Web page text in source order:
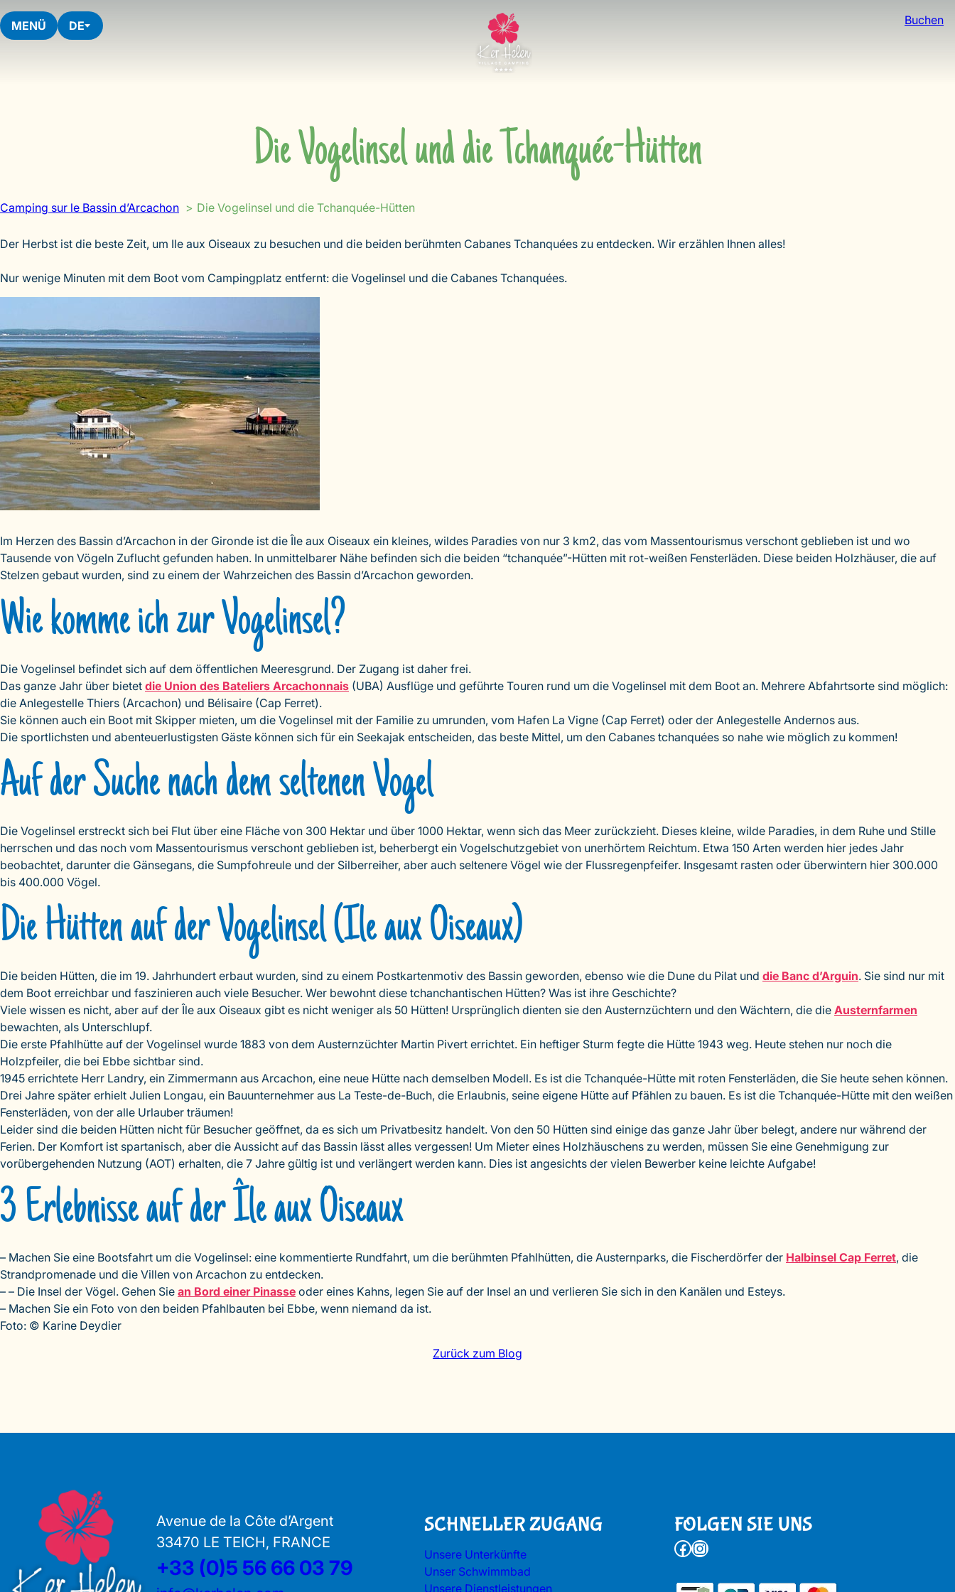
Skip
to
content
MENÜ DE Buchen
Die Vogelinsel und die Tchanquée-Hütten
Camping sur le Bassin d’Arcachon Die Vogelinsel und die Tchanquée-Hütten
Der Herbst ist die beste Zeit, um Ile aux Oiseaux zu besuchen und die beiden berühmten Cabanes Tchanquées zu entdecken. Wir erzählen Ihnen alles!
Nur wenige Minuten mit dem Boot vom Campingplatz entfernt: die Vogelinsel und die Cabanes Tchanquées.
Im Herzen des Bassin d’Arcachon in der Gironde ist die Île aux Oiseaux ein kleines, wildes Paradies von nur 3 km2, das vom Massentourismus verschont geblieben ist und wo
Tausende von Vögeln Zuflucht gefunden haben. In unmittelbarer Nähe befinden sich die beiden “tchanquée”-Hütten mit rot-weißen Fensterläden. Diese beiden Holzhäuser, die auf
Stelzen gebaut wurden, sind zu einem der Wahrzeichen des Bassin d’Arcachon geworden.
Wie komme ich zur Vogelinsel?
Die Vogelinsel befindet sich auf dem öffentlichen Meeresgrund. Der Zugang ist daher frei.
Das ganze Jahr über bietet die Union des Bateliers Arcachonnais (UBA) Ausflüge und geführte Touren rund um die Vogelinsel mit dem Boot an. Mehrere Abfahrtsorte sind möglich:
die Anlegestelle Thiers (Arcachon) und Bélisaire (Cap Ferret).
Sie können auch ein Boot mit Skipper mieten, um die Vogelinsel mit der Familie zu umrunden, vom Hafen La Vigne (Cap Ferret) oder der Anlegestelle Andernos aus.
Die sportlichsten und abenteuerlustigsten Gäste können sich für ein Seekajak entscheiden, das beste Mittel, um den Cabanes tchanquées so nahe wie möglich zu kommen!
Auf der Suche nach dem seltenen Vogel
Die Vogelinsel erstreckt sich bei Flut über eine Fläche von 300 Hektar und über 1000 Hektar, wenn sich das Meer zurückzieht. Dieses kleine, wilde Paradies, in dem Ruhe und Stille
herrschen und das noch vom Massentourismus verschont geblieben ist, beherbergt ein Vogelschutzgebiet von unerhörtem Reichtum. Etwa 150 Arten werden hier jedes Jahr
beobachtet, darunter die Gänsegans, die Sumpfohreule und der Silberreiher, aber auch seltenere Vögel wie der Flussregenpfeifer. Insgesamt rasten oder überwintern hier 300.000
bis 400.000 Vögel.
Die Hütten auf der Vogelinsel (Ile aux Oiseaux)
Die beiden Hütten, die im 19. Jahrhundert erbaut wurden, sind zu einem Postkartenmotiv des Bassin geworden, ebenso wie die Dune du Pilat und die Banc d’Arguin. Sie sind nur mit
dem Boot erreichbar und faszinieren auch viele Besucher. Wer bewohnt diese tchanchantischen Hütten? Was ist ihre Geschichte?
Viele wissen es nicht, aber auf der Île aux Oiseaux gibt es nicht weniger als 50 Hütten! Ursprünglich dienten sie den Austernzüchtern und den Wächtern, die die Austernfarmen
bewachten, als Unterschlupf.
Die erste Pfahlhütte auf der Vogelinsel wurde 1883 von dem Austernzüchter Martin Pivert errichtet. Ein heftiger Sturm fegte die Hütte 1943 weg. Heute stehen nur noch die
Holzpfeiler, die bei Ebbe sichtbar sind.
1945 errichtete Herr Landry, ein Zimmermann aus Arcachon, eine neue Hütte nach demselben Modell. Es ist die Tchanquée-Hütte mit roten Fensterläden, die Sie heute sehen können.
Drei Jahre später erhielt Julien Longau, ein Bauunternehmer aus La Teste-de-Buch, die Erlaubnis, seine eigene Hütte auf Pfählen zu bauen. Es ist die Tchanquée-Hütte mit den weißen
Fensterläden, von der alle Urlauber träumen!
Leider sind die beiden Hütten nicht für Besucher geöffnet, da es sich um Privatbesitz handelt. Von den 50 Hütten sind einige das ganze Jahr über belegt, andere nur während der
Ferien. Der Komfort ist spartanisch, aber die Aussicht auf das Bassin lässt alles vergessen! Um Mieter eines Holzhäuschens zu werden, müssen Sie eine Genehmigung zur
vorübergehenden Nutzung (AOT) erhalten, die 7 Jahre gültig ist und verlängert werden kann. Dies ist angesichts der vielen Bewerber keine leichte Aufgabe!
3 Erlebnisse auf der Île aux Oiseaux
– Machen Sie eine Bootsfahrt um die Vogelinsel: eine kommentierte Rundfahrt, um die berühmten Pfahlhütten, die Austernparks, die Fischerdörfer der Halbinsel Cap Ferret, die
Strandpromenade und die Villen von Arcachon zu entdecken.
– – Die Insel der Vögel. Gehen Sie an Bord einer Pinasse oder eines Kahns, legen Sie auf der Insel an und verlieren Sie sich in den Kanälen und Esteys.
– Machen Sie ein Foto von den beiden Pfahlbauten bei Ebbe, wenn niemand da ist.
Foto: © Karine Deydier
Zurück zum Blog
Avenue de la Côte d’Argent
33470 LE TEICH, FRANCE
+33 (0)5 56 66 03 79
SCHNELLER ZUGANG
Unsere Unterkünfte
Unser Schwimmbad
Unsere Dienstleistungen
FOLGEN SIE UNS
Facebook Instagram